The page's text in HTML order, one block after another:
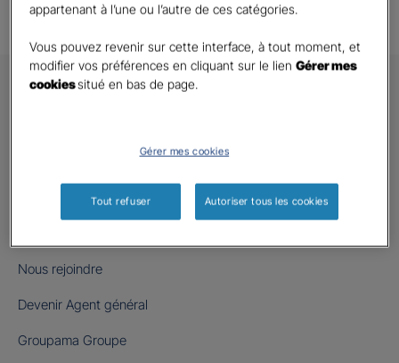
GAN ASSURANCES
Nous contacter
Nous rejoindre
Devenir Agent général
Groupama Groupe
appartenant à l’une ou l’autre de ces catégories.
Vous pouvez revenir sur cette interface, à tout moment, et
modifier vos préférences en cliquant sur le lienGérer mes
cookiessitué en bas de page.
Gérer mes cookies
Tout refuser Autoriser tous les cookies